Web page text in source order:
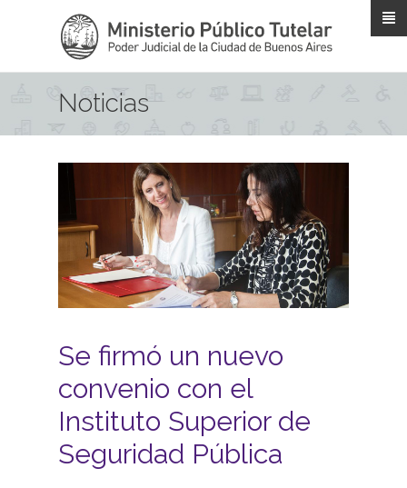
Noticias
Se firmó un nuevo
convenio con el
Instituto Superior de
Seguridad Pública